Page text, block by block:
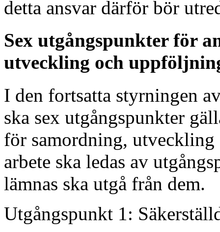
detta ansvar därför bör
Sex utgångspunkter för
utveckling och
I den fortsatta styrningen
ska sex utgångspunkter
för samordning,
arbete ska ledas av
lämnas ska utgå från dem.
Utgångspunkt 1: